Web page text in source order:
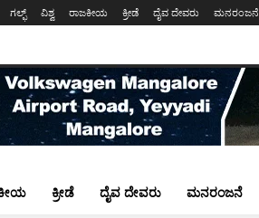
ಗಲ್ಫ್ ವಿಶ್ವ ರಾಜಕೀಯ ಕ್ರೀಡೆ ದೈವ ದೇವರು ಮನರಂಜನೆ
ಕ್ರೀಡೆ ದೈವ ದೇವರು ಮನರಂಜನೆ